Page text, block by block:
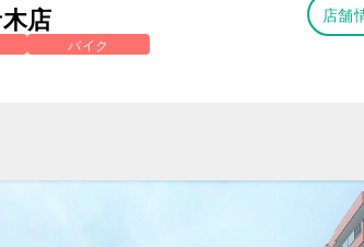
店
バイク
店舗